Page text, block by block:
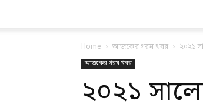
Home আজকের গরম খবর ২০২১
আজকের গরম খবর
২০২১